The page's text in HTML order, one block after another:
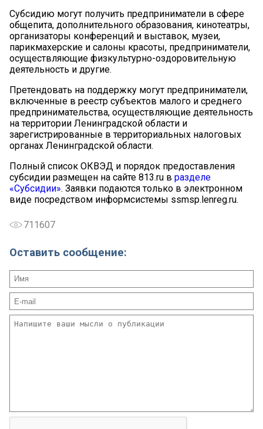
Субсидию могут получить предприниматели в сфере
общепита, дополнительного образования, кинотеатры,
организаторы конференций и выставок, музеи,
парикмахерские и салоны красоты, предприниматели,
осуществляющие физкультурно-оздоровительную
деятельность и другие.
Претендовать на поддержку могут предприниматели,
включенные в реестр субъектов малого и среднего
предпринимательства, осуществляющие деятельность
на территории Ленинградской области и
зарегистрированные в территориальных налоговых
органах Ленинградской области.
Полный список ОКВЭД и порядок предоставления
субсидии размещен на сайте 813.ru в разделе
«Субсидии». Заявки подаются только в электронном
виде посредством информсистемы ssmsp.lenreg.ru.
711607
Оставить сообщение: